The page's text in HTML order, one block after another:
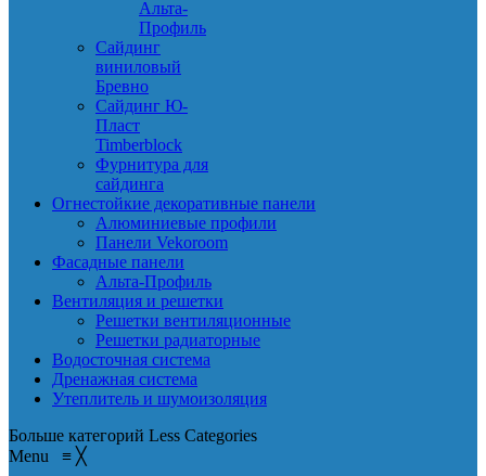
Альта-
Профиль
Сайдинг
виниловый
Бревно
Сайдинг Ю-
Пласт
Timberblock
Фурнитура для
сайдинга
Огнестойкие декоративные панели
Алюминиевые профили
Панели Vekoroom
Фасадные панели
Альта-Профиль
Вентиляция и решетки
Решетки вентиляционные
Решетки радиаторные
Водосточная система
Дренажная система
Утеплитель и шумоизоляция
Больше категорий Less Categories
Menu ≡ ╳